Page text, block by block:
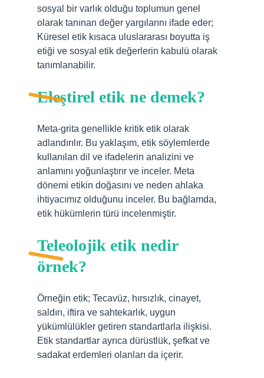
sosyal bir varlık olduğu toplumun genel
olarak tanınan değer yargılarını ifade eder;
Küresel etik kısaca uluslararası boyutta iş
etiği ve sosyal etik değerlerin kabulü olarak
tanımlanabilir.
Eleştirel etik ne demek?
Meta-grita genellikle kritik etik olarak
adlandırılır. Bu yaklaşım, etik söylemlerde
kullanılan dil ve ifadelerin analizini ve
anlamını yoğunlaştırır ve inceler. Meta
dönemi etikin doğasını ve neden ahlaka
ihtiyacımız olduğunu inceler. Bu bağlamda,
etik hükümlerin türü incelenmiştir.
Teleolojik etik nedir
örnek?
Örneğin etik; Tecavüz, hırsızlık, cinayet,
saldırı, iftira ve sahtekarlık, uygun
yükümlülükler getiren standartlarla ilişkisi.
Etik standartlar ayrıca dürüstlük, şefkat ve
sadakat erdemleri olanları da içerir.